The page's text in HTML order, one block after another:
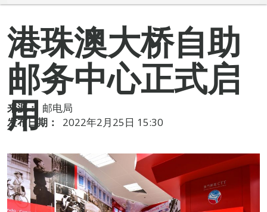
港珠澳大桥自助
邮务中心正式启
用
来源：
邮电局
发布日期：
2022年2月25日 15:30